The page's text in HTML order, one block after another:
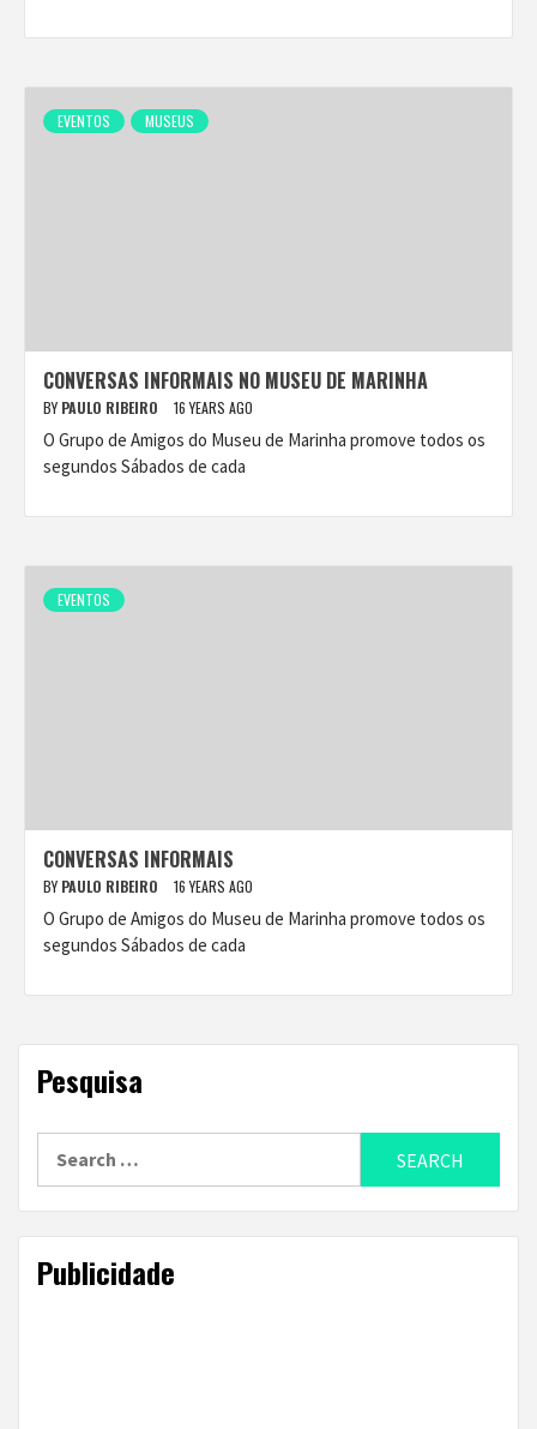
EVENTOS MUSEUS
CONVERSAS INFORMAIS NO MUSEU DE MARINHA
BY PAULO RIBEIRO 16 YEARS AGO
O Grupo de Amigos do Museu de Marinha promove todos os
segundos Sábados de cada
EVENTOS
CONVERSAS INFORMAIS
BY PAULO RIBEIRO 16 YEARS AGO
O Grupo de Amigos do Museu de Marinha promove todos os
segundos Sábados de cada
Pesquisa
Publicidade